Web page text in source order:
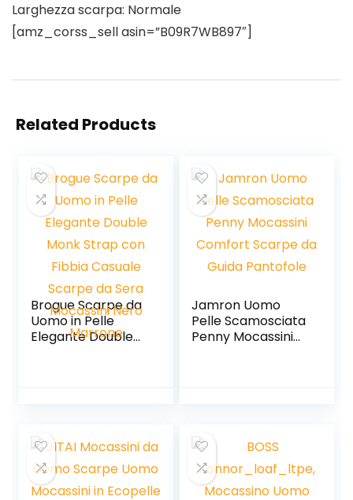
Larghezza scarpa: Normale
[amz_corss_sell asin=”B09R7WB897″]
Related Products
Brogue Scarpe da
Uomo in Pelle
Elegante Double
Jamron Uomo
Pelle Scamosciata
Penny Mocassini